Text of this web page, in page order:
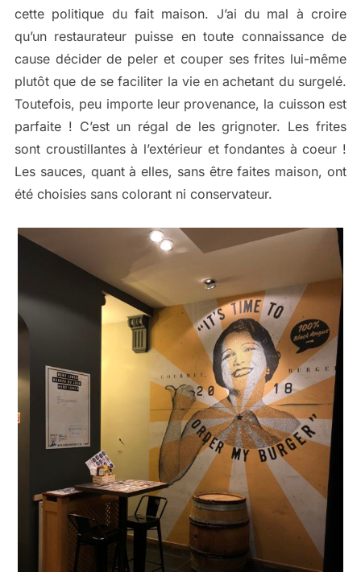
cette politique du fait maison. J’ai du mal à croire
qu’un restaurateur puisse en toute connaissance de
cause décider de peler et couper ses frites lui-même
plutôt que de se faciliter la vie en achetant du surgelé.
Toutefois, peu importe leur provenance, la cuisson est
parfaite ! C’est un régal de les grignoter. Les frites
sont croustillantes à l’extérieur et fondantes à coeur !
Les sauces, quant à elles, sans être faites maison, ont
été choisies sans colorant ni conservateur.